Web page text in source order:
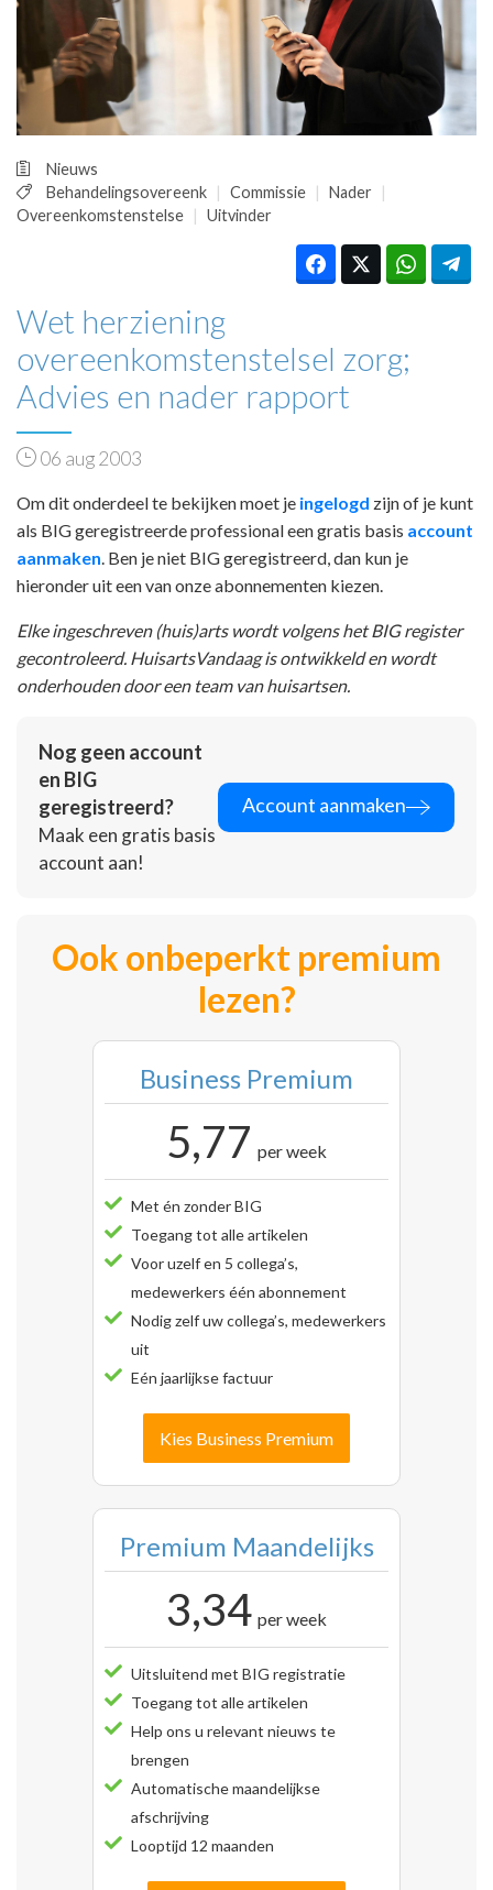
PRAKTIJKZAKEN
TARIEVEN
VPHUISARTSEN
MEDISCHE VAKHANDEL
REGISTRATIE
Nieuws
Behandelingsovereenk
Commissie
Nader
Overeenkomstenstelse
Uitvinder
Wet herziening
overeenkomstenstelsel zorg;
Advies en nader rapport
06 aug 2003
Om dit onderdeel te bekijken moet je ingelogd zijn of je kunt
als BIG geregistreerde professional een gratis basis account
aanmaken . Ben je niet BIG geregistreerd, dan kun je
hieronder uit een van onze abonnementen kiezen.
Elke ingeschreven (huis)arts wordt volgens het BIG register
gecontroleerd. HuisartsVandaag is ontwikkeld en wordt
onderhouden door een team van huisartsen.
Nog geen account
en BIG
geregistreerd?
Maak een gratis basis
account aan!
Account aanmaken
Ook onbeperkt premium
lezen?
Business Premium
5,77 per week
Met én zonder BIG
Toegang tot alle artikelen
Voor uzelf en 5 collega’s,
medewerkers één abonnement
Nodig zelf uw collega’s, medewerkers
uit
Eén jaarlijkse factuur
Kies Business Premium
Premium Maandelijks
3,34 per week
Uitsluitend met BIG registratie
Toegang tot alle artikelen
Help ons u relevant nieuws te
brengen
Automatische maandelijkse
afschrijving
Looptijd 12 maanden